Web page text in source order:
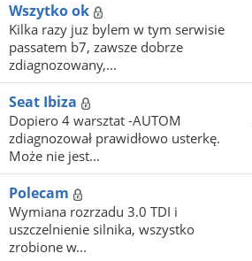
Wszytko ok
Kilka razy juz bylem w tym serwisie
passatem b7, zawsze dobrze
zdiagnozowany,...
Seat Ibiza
Dopiero 4 warsztat -AUTOM
zdiagnozował prawidłowo usterkę.
Może nie jest...
Polecam
Wymiana rozrzadu 3.0 TDI i
uszczelnienie silnika, wszystko
zrobione w...